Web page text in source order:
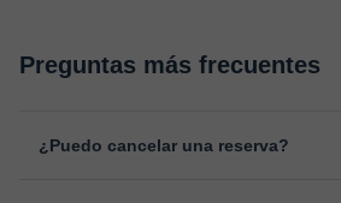
Preguntas más frecuentes
¿Puedo cancelar una reserva?